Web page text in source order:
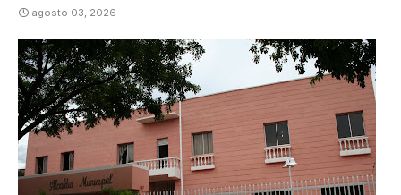
agosto 03, 2026